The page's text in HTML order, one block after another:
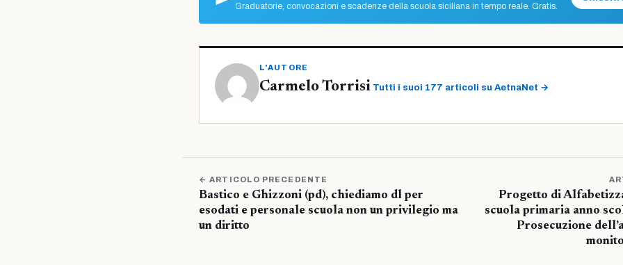
Graduatorie, convocazioni e scadenze della scuola siciliana in tempo reale. Gratis.
L'AUTORE
Carmelo Torrisi Tutti i suoi 177 articoli su AetnaNet →
← ARTICOLO PRECEDENTE
Bastico e Ghizzoni (pd), chiediamo dl per
esodati e personale scuola non un privilegio ma
un diritto
Progetto di
scuola primaria anno
Prosecuzione